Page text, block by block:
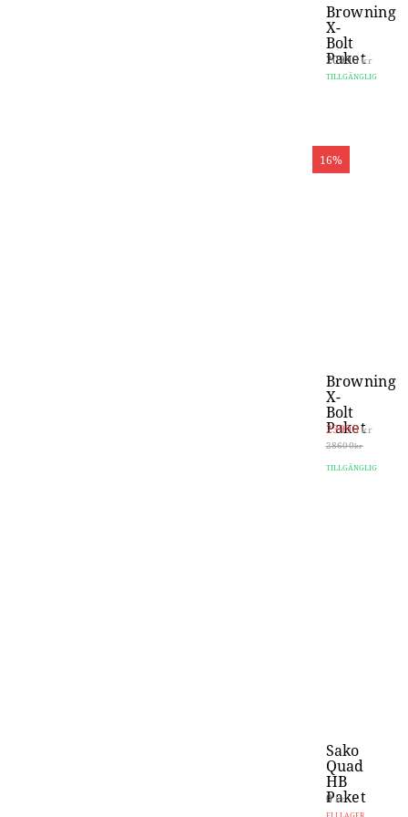
Browning
X-
Bolt
Paket
20990kr
TILLGÄNGLIG
16%
Browning
X-
Bolt
Paket
23990kr
28600kr
TILLGÄNGLIG
Sako
Quad
HB
Paket
0kr
EJ I LAGER